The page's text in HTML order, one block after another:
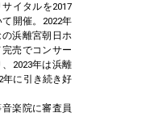
イタルを2017
開催。2022年
浜離宮朝日ホ
売でコンサー
2023年は浜離
年に引き続き好
楽院に審査員